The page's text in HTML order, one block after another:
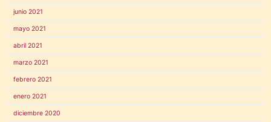
junio 2021
mayo 2021
abril 2021
marzo 2021
febrero 2021
enero 2021
diciembre 2020